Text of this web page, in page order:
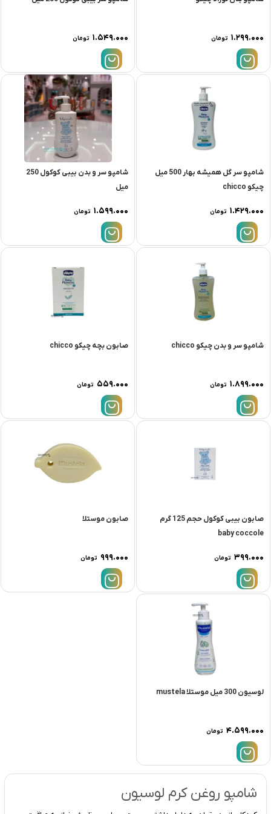
۱.۲۹۹.۰۰۰ تومان ۱.۵۴۹.۰۰۰ تومان
شامپو سر گل همیشه بهار 500 میل
چیکو chicco
۱.۴۲۹.۰۰۰ تومان
شامپو سر و بدن بیبی کوکول 250
میل
۱.۵۹۹.۰۰۰ تومان
شامپو سر و بدن چیکو chicco
۱.۸۹۹.۰۰۰ تومان
صابون بچه چیکو chicco
۵۵۹.۰۰۰ تومان
صابون بیبی کوکول حجم 125 گرم
baby coccole
۳۹۹.۰۰۰ تومان
صابون موستلا
۹۹۹.۰۰۰ تومان
لوسيون 300 ميل موستلا mustela
۴.۵۹۹.۰۰۰ تومان
شامپو روغن کرم لوسیون